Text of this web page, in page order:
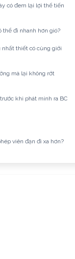
có đem lại lợi thế tiến
thể đi nhanh hơn gió?
nhất thiết có cùng giới
mà lại không rớt
khi phát minh ra BC
viên đạn đi xa hơn?